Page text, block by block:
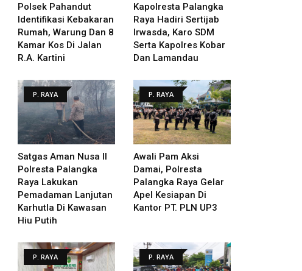
Polsek Pahandut
Identifikasi Kebakaran
Rumah, Warung Dan 8
Kamar Kos Di Jalan
R.A. Kartini
Kapolresta Palangka
Raya Hadiri Sertijab
Irwasda, Karo SDM
Serta Kapolres Kobar
Dan Lamandau
P. RAYA
Satgas Aman Nusa II
Polresta Palangka
Raya Lakukan
Pemadaman Lanjutan
Karhutla Di Kawasan
Hiu Putih
P. RAYA
Awali Pam Aksi
Damai, Polresta
Palangka Raya Gelar
Apel Kesiapan Di
Kantor PT. PLN UP3
P. RAYA P. RAYA